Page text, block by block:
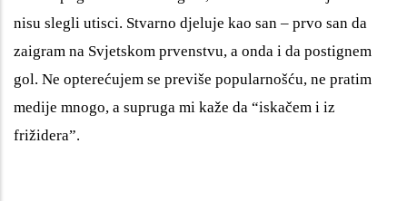
nisu slegli utisci. Stvarno djeluje kao san – prvo san da
zaigram na Svjetskom prvenstvu, a onda i da postignem
gol. Ne opterećujem se previše popularnošću, ne pratim
medije mnogo, a supruga mi kaže da “iskačem i iz
frižidera”.